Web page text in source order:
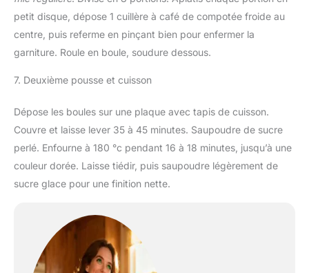
petit disque, dépose 1 cuillère à café de compotée froide au
centre, puis referme en pinçant bien pour enfermer la
garniture. Roule en boule, soudure dessous.
7. Deuxième pousse et cuisson
Dépose les boules sur une plaque avec tapis de cuisson.
Couvre et laisse lever 35 à 45 minutes. Saupoudre de sucre
perlé. Enfourne à 180 °c pendant 16 à 18 minutes, jusqu’à une
couleur dorée. Laisse tiédir, puis saupoudre légèrement de
sucre glace pour une finition nette.